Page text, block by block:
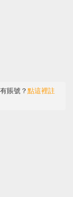
賬號？點這裡註